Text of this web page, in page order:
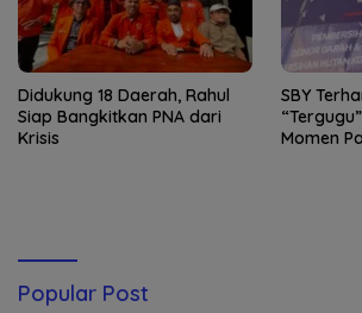
Didukung 18 Daerah, Rahul
Siap Bangkitkan PNA dari
Krisis
SBY
Momen
Popular Post